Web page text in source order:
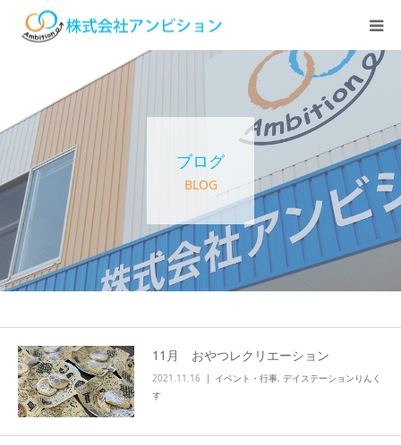
ブログ
BLOG
11月 おやつレクリエーション
2021.11.16 イベント・行事, デイステーションりんく
す
アンビションについて
サービス紹介
デイステーション
居宅介護・訪問介護
快護ラボ知技心
求人情報
info